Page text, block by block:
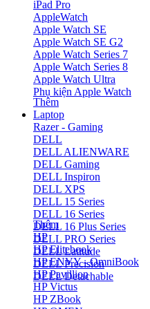
iPad Pro
AppleWatch
Apple Watch SE
Apple Watch SE G2
Apple Watch Series 7
Apple Watch Series 8
Apple Watch Ultra
Phụ kiện Apple Watch
Thêm
Laptop
Razer - Gaming
DELL
DELL ALIENWARE
DELL Gaming
DELL Inspiron
DELL XPS
DELL 15 Series
DELL 16 Series
DELL 16 Plus Series
DELL PRO Series
DELL Latitude
DELL Precision
DELL Detachable
Thêm
HP
HP Elitebook
HP ENVY - OmniBook
HP Pavillion
HP Victus
HP ZBook